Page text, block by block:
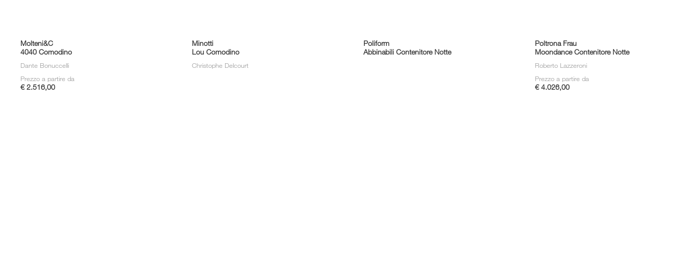
Molteni&C
4040 Comodino
Dante Bonuccelli
Prezzo a partire da
€ 2.516,00
Minotti
Lou Comodino
Christophe Delcourt
Poliform
Abbinabili Contenitore Notte
Poltrona Frau
Moondance Contenitore Notte
Roberto Lazzeroni
Prezzo a partire da
€ 4.026,00